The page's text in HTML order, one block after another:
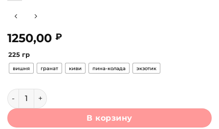
1250,00 ₽
225 гр
вишня гранат киви пина-колада экзотик
Количество товара Siberian Nutrogunz Amino Vulf EAA
В корзину